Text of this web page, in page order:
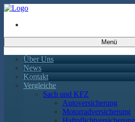
Menü
Über Uns
News
Kontakt
Vergleiche
Sach und KFZ
Autoversicherung
Motorradversicherung
Haftpflichtversicherung